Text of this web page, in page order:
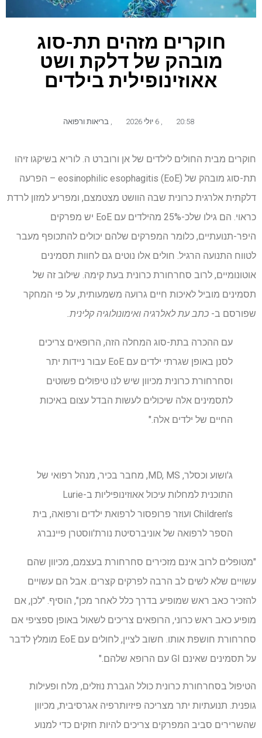
חוקרים מזהים תת-סוג
מובהק של דלקת ושט
אאוזינופילית בילדים
20:58 בריאות ורפואה
חוקרים מבית החולים לילדים של אן ורוברט ה. לוריא בשיקגו זיהו
תת-סוג מובהק של eosinophilic esophagitis (EoE) – הפרעה
דלקתית אלרגית כרונית שבה הוושט מצטמצם, ומפריע למזון לרדת
כראוי. הם גילו שלכ-25% מהילדים עם EoE יש מפרקים
היפר-תנועתיים, כלומר המפרקים שלהם יכולים להתכופף מעבר
לטווח התנועה הרגיל. חולים אלו נוטים גם לחוות תסמינים
אוטונומיים, לרוב סחרחורת כרונית בעת קימה. שילוב זה של
תסמינים מוביל לאיכות חיים גרועה משמעותית, על פי המחקר
שפורסם ב- כתב עת לאלרגיה ואימונולוגיה קלינית.
עם ההכרה בתת-סוג המחלה הזה, הרופאים צריכים
לסנן באופן שגרתי ילדים עם EoE עבור ניידות יתר
וסחרחורת כרונית מכיוון שיש לנו טיפולים פשוטים
לתסמינים אלה שיכולים לעשות הבדל עצום באיכות
החיים של ילדים אלה."
ג'ושוע וכסלר, MD, MS, מחבר בכיר, מנהל רפואי של
התוכנית למחלות עיכול אאוזינופיליות ב-Lurie
Children's ועוזר פרופסור לרפואת ילדים ורפואה, בית
הספר לרפואה של אוניברסיטת נורת'ווסטרן פיינברג
"מטופלים לרוב אינם מזכירים סחרחורת בעצמם, מכיוון שהם
עשויים שלא לשים לב הרבה לפרקים קצרים. אבל הם עשויים
להזכיר כאב ראש שמופיע בדרך כלל לאחר מכן", הוסיף. "לכן, אם
מופיע כאב ראש כרוני, הרופאים צריכים לשאול באופן ספציפי אם
סחרחורת חושפת אותו. חשוב לציין, לחולים עם EoE מומלץ לדבר
על תסמינים שאינם GI עם הרופא שלהם."
הטיפול בסחרחורת כרונית כולל הגברת נוזלים, מלח ופעילות
גופנית. תנועתיות יתר מצריכה פיזיותרפיה אגרסיבית, מכיוון
שהשרירים סביב המפרקים צריכים להיות חזקים כדי למנוע